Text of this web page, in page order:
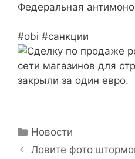
Федеральная
#obi #санкции
Рубрики
Новости
Ловите фото